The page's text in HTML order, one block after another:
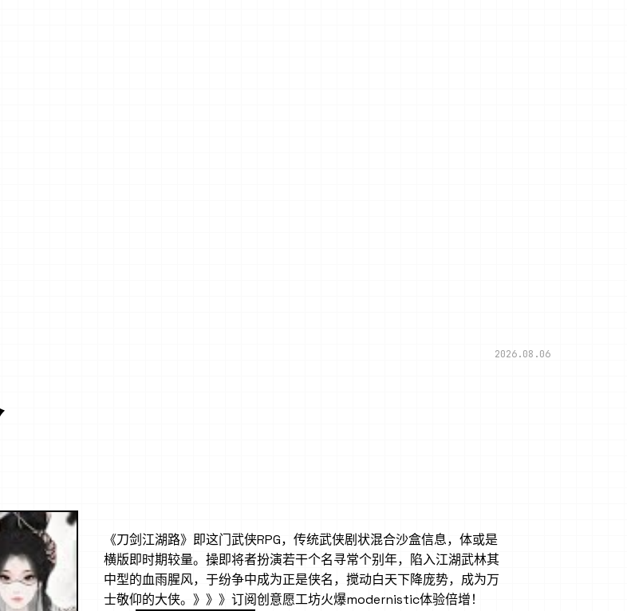
2026.08.06
《刀剑江湖路》即这门武侠RPG，传统武侠剧状混合沙盒信息，体或是
横版即时期较量。操即将者扮演若干个名寻常个别年，陷入江湖武林其
中型的血雨腥风，于纷争中成为正是侠名，搅动白天下降庞势，成为万
士敬仰的大侠。》》》订阅创意愿工坊火爆modernistic体验倍增！